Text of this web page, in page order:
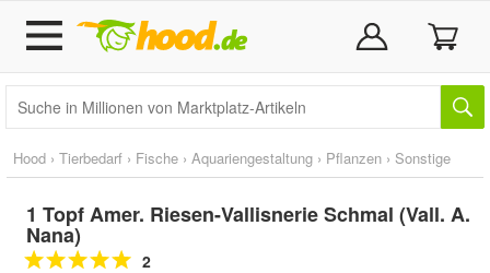
Hood › Tierbedarf › Fische › Aquariengestaltung › Pflanzen › Sonstige
1 Topf Amer. Riesen-Vallisnerie Schmal (Vall. A.
Nana)
2